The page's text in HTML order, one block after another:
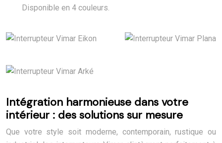
Disponible en 4 couleurs.
Intégration harmonieuse dans votre
intérieur : des solutions sur mesure
Que votre style soit moderne, contemporain, rustique ou